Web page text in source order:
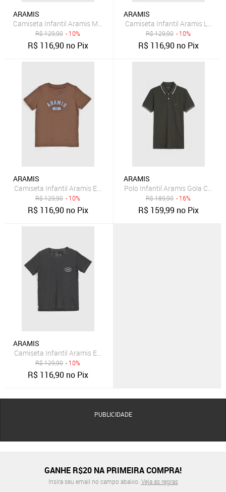
ARAMIS
Camiseta Infantil Aramis Manga Curta Logo Marrom
R$129,90 - 10%
R$ 116,90no Pix
ARAMIS
Camiseta Infantil Aramis Logo
R$129,90 - 10%
R$ 116,90no Pix
ARAMIS
Camiseta Infantil Aramis Estampa Frontal Marrom
R$129,90 - 10%
R$ 116,90no Pix
ARAMIS
Polo Infantil Aramis Gola
R$189,90 - 16%
R$ 159,99 no Pix
ARAMIS
Camiseta Infantil Aramis Estampa Frontal Preta
R$129,90 - 10%
R$ 116,90no Pix
PUBLICIDADE
GANHE R$20 NA PRIMEIRA COMPRA!
Insira seu email no campo abaixo. Veja as regras